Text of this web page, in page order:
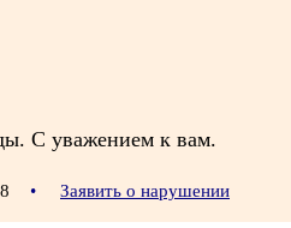
С уважением к вам.
• Заявить о нарушении